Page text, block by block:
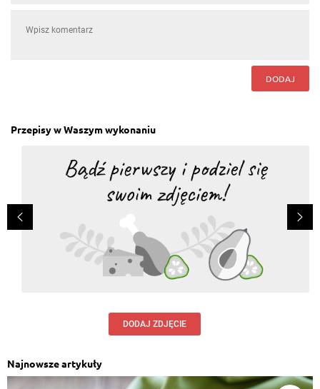
DODAJ
Przepisy w Waszym wykonaniu
DODAJ ZDJĘCIE
Najnowsze artykuły